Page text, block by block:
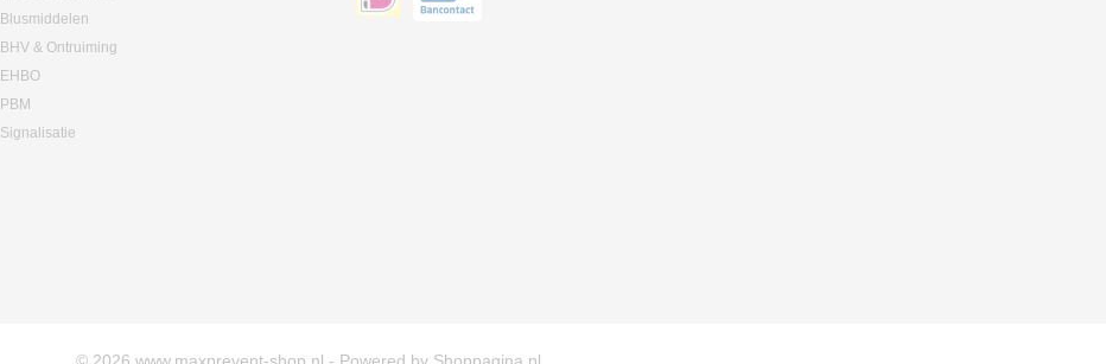
Blusmiddelen
BHV & Ontruiming
EHBO
PBM
Signalisatie